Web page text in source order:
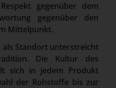
gegenüber dem
gegenüber den
Mittelpunkt.
als Standort unterstreicht
Die Kultur des
sich in jedem Produkt
der Rohstoffe bis zur